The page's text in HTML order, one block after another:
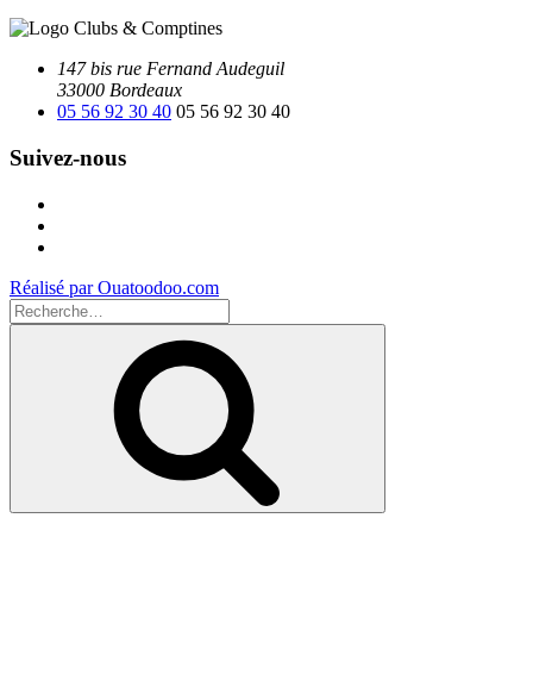
147 bis rue Fernand Audeguil
33000 Bordeaux
05 56 92 30 40 05 56 92 30 40
Suivez-nous
Réalisé par Ouatoodoo.com
Recherche
pour